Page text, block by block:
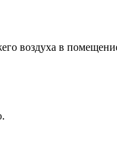
воздуха в